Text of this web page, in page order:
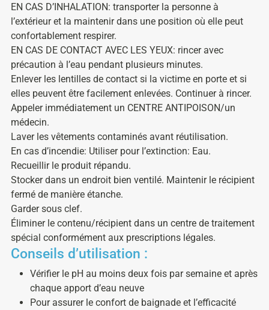
EN CAS D’INHALATION: transporter la personne à
l’extérieur et la maintenir dans une position où elle peut
confortablement respirer.
EN CAS DE CONTACT AVEC LES YEUX: rincer avec
précaution à l’eau pendant plusieurs minutes.
Enlever les lentilles de contact si la victime en porte et si
elles peuvent être facilement enlevées. Continuer à rincer.
Appeler immédiatement un CENTRE ANTIPOISON/un
médecin.
Laver les vêtements contaminés avant réutilisation.
En cas d’incendie: Utiliser pour l’extinction: Eau.
Recueillir le produit répandu.
Stocker dans un endroit bien ventilé. Maintenir le récipient
fermé de manière étanche.
Garder sous clef.
Éliminer le contenu/récipient dans un centre de traitement
spécial conformément aux prescriptions légales.
Conseils d’utilisation :
Vérifier le pH au moins deux fois par semaine et après
chaque apport d’eau neuve
Pour assurer le confort de baignade et l’efficacité